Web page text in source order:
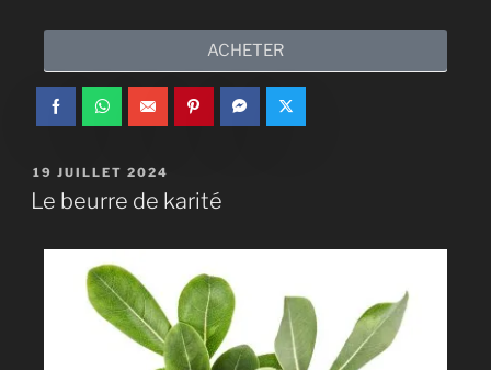
ACHETER
19 JUILLET 2024
Le beurre de karité